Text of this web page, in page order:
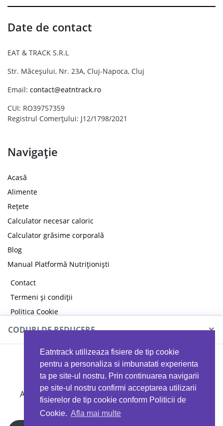
Eatntrack utilizeaza fisiere de tip cookie
pentru a personaliza si imbunatati experienta
ta pe site-ul nostru. Prin continuarea navigarii
pe site-ul nostru confirmi acceptarea utilizarii
fisierelor de tip cookie conform Politicii de
Cookie. Afla mai multe
Date de contact
EAT & TRACK S.R.L
Str. Măceșului, Nr. 23A, Cluj-Napoca, Cluj
Email: contact@eatntrack.ro
CUI: RO39757359
Registrul Comerțului: J12/1798/2021
Navigație
Acasă
Alimente
Rețete
Calculator necesar caloric
Calculator grăsime corporală
Blog
Manual Platformă Nutriționiști
Contact
Termeni și condiții
Politica Cookie
Politica de confidențialitate
CODURI DE REDUCERE ×
MYPROTEIN
Ai 40%reducere la orice comandă folosind codul
EATTRACK